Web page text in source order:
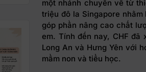
một nhánh chuyên về từ
triệu đô la Singapore
góp phần nâng cao chất
em. Tính đến nay, CHF
Long An và Hưng Yên với
mầm non và tiểu học.